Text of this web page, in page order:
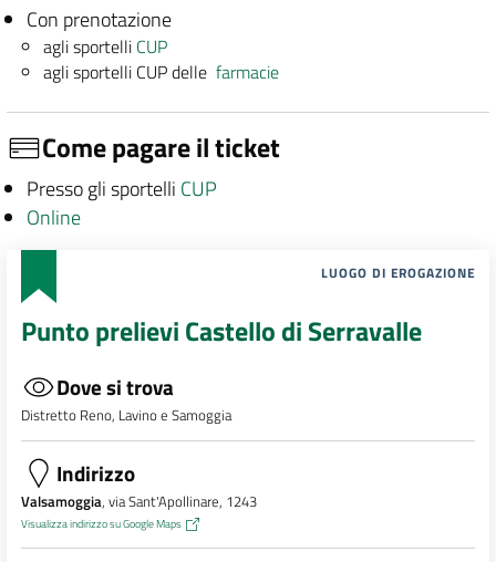
Con prenotazione
agli sportelli CUP
agli sportelli CUP dellefarmacie
Come pagare il ticket
Presso gli sportelli CUP
Online
LUOGO DI EROGAZIONE
Punto prelievi Castello di Serravalle
Dove si trova
Distretto Reno, Lavino e Samoggia
Indirizzo
Valsamoggia, via Sant'Apollinare, 1243
Visualizza indirizzo su Google Maps